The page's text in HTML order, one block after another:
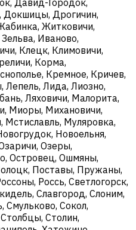
Докшицы, Дрогичин,
Житковичи,
Иваново,
Клецк, Климовичи,
Корма,
Кремное, Кричев,
Лепель, Лида, Лиозно,
Ляховичи, Малорита,
Миоры, Михановичи,
Муляровка,
Новоельня,
Озеры,
Островец, Ошмяны,
Поставы, Пружаны,
Россь, Светлогорск,
Славгород, Слоним,
Смульково, Сокол,
Столин,